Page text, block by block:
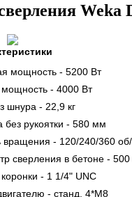
Weka
мощность - 5200 Вт
- 4000 Вт
шнура - 22,9 кг
рукоятки - 580 мм
вращения - 120/240/360
сверления в бетоне -
- 1 1/4" UNC
- станд. 4*М8